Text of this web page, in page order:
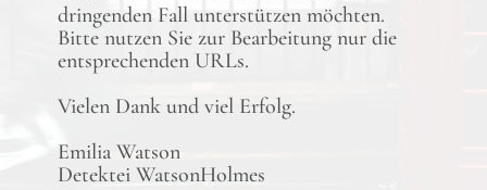
dringenden Fall unterstützen möchten.
Bitte nutzen Sie zur Bearbeitung nur die
entsprechenden URLs.
Vielen Dank und viel Erfolg.
Emilia Watson
Detektei WatsonHolmes